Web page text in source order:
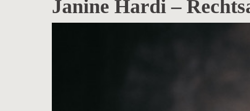
Janine Hardi –